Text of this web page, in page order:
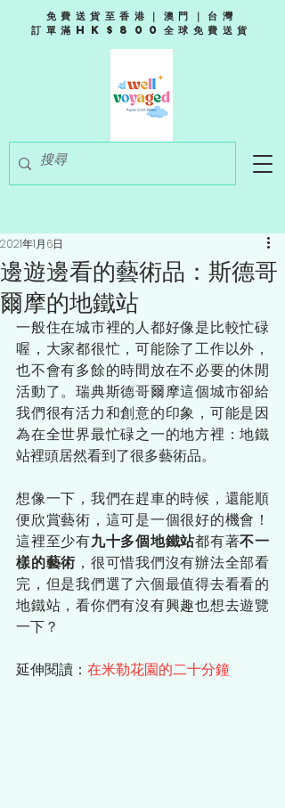
免費送貨至香港｜澳門｜台灣
訂單滿HK$800全球免費送貨
邊遊邊看的藝術品：斯德哥
爾摩的地鐵站
2021年1月6日
一般住在城市裡的人都好像是比較忙碌
喔，大家都很忙，可能除了工作以外，
也不會有多餘的時間放在不必要的休閒
活動了。瑞典斯德哥爾摩這個城市卻給
我們很有活力和創意的印象，可能是因
為在全世界最忙碌之一的地方裡：地鐵
站裡頭居然看到了很多藝術品。
想像一下，我們在趕車的時候，還能順
便欣賞藝術，這可是一個很好的機會！
這裡至少有九十多個地鐵站都有著不一
樣的藝術 ，很可惜我們沒有辦法全部看
完，但是我們選了六個最值得去看看的
地鐵站，看你們有沒有興趣也想去遊覽
一下？
延伸閱讀： 在米勒花園的二十分鐘